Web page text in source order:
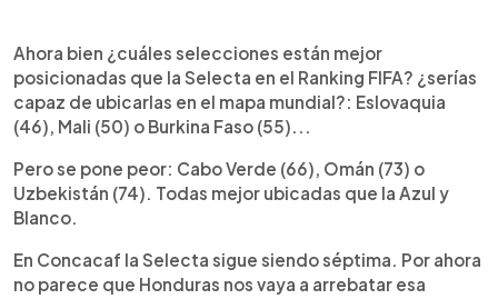
Ahora bien ¿cuáles selecciones están mejor
posicionadas que la Selecta en el Ranking FIFA? ¿serías
capaz de ubicarlas en el mapa mundial?: Eslovaquia
(46), Mali (50) o Burkina Faso (55)...
Pero se pone peor: Cabo Verde (66), Omán (73) o
Uzbekistán (74). Todas mejor ubicadas que la Azul y
Blanco.
En Concacaf la Selecta sigue siendo séptima. Por ahora
no parece que Honduras nos vaya a arrebatar esa